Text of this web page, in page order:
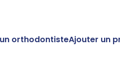
orthodontisteAjouter un